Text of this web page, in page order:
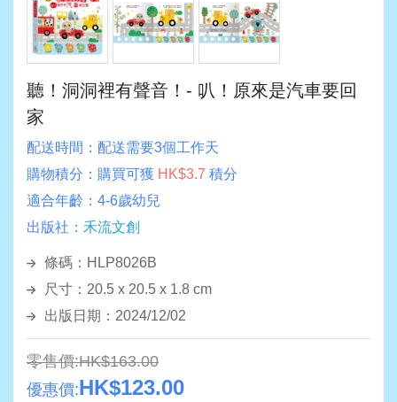
聽！洞洞裡有聲音！- 叭！原來是汽車要回
家
配送時間： 配送需要3個工作天
購物積分： 購買可獲 HK$3.7 積分
適合年齡： 4-6歲幼兒
出版社： 禾流文創
條碼：HLP8026B
尺寸：20.5 x 20.5 x 1.8 cm
出版日期：2024/12/02
零售價:HK$163.00
優惠價:HK$123.00